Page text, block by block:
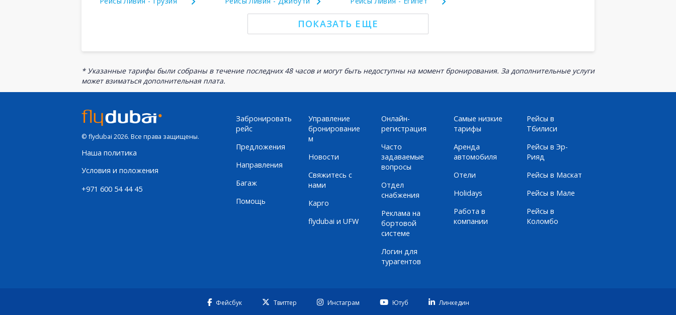
ПОКАЗАТЬ ЕЩЕ
* Указанные тарифы были собраны в течение последних 48 часов и могут быть недоступны на момент бронирования. За дополнительные услуги
может взиматься дополнительная плата.
© flydubai 2026. Все права защищены.
Наша политика
Условия и положения
+971 600 54 44 45
Забронировать
рейс
Предложения
Направления
Багаж
Помощь
Управление
бронирование
м
Новости
Свяжитесь с
нами
Карго
flydubai и UFW
Онлайн-
регистрация
Часто
задаваемые
вопросы
Отдел
снабжения
Реклама на
бортовой
системе
Логин для
турагентов
Самые низкие
тарифы
Аренда
автомобиля
Отели
Holidays
Работа в
компании
Рейсы в
Тбилиси
Рейсы в Эр-
Рияд
Рейсы в Маскат
Рейсы в Мале
Рейсы в
Коломбо
Фейсбук Твиттер Инстаграм Ютуб Линкедин